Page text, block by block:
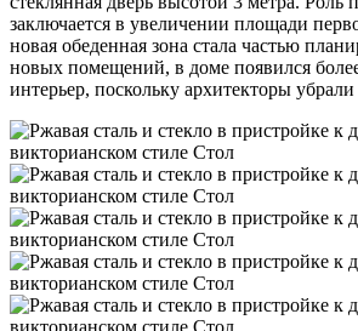
заключается в увеличении площади
новая обеденная зона стала частью
новых помещений, в доме появился
интерьер, поскольку архитекторы убрали